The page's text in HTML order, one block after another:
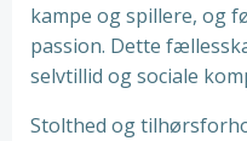
kampe og spillere, og
passion. Dette
selvtillid og sociale
Stolthed og